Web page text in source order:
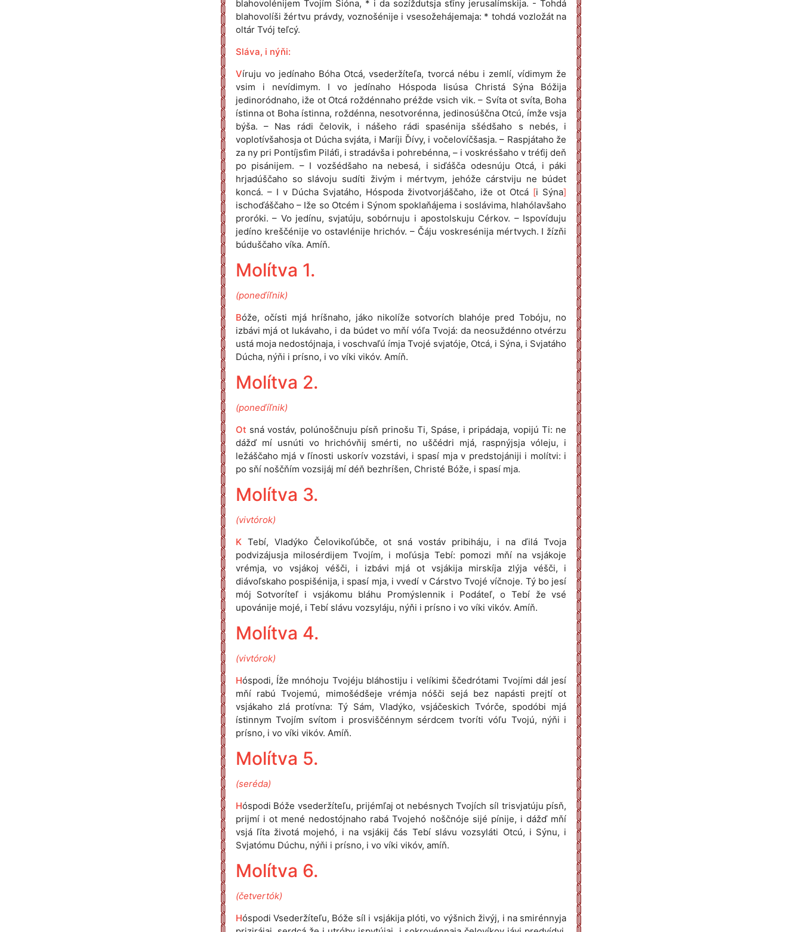
blahovolénijem Tvojím Sióna, * i da sozíždutsja sťíny jerusalímskija. - Tohdá
blahovolíši žértvu právdy, voznošénije i vsesožehájemaja: * tohdá vozložát na
oltár Tvój teľcý.
Sláva, i nýňi:
Víruju vo jedínaho Bóha Otcá, vsederžíteľa, tvorcá nébu i zemlí, vídimym že
vsim i nevídimym. I vo jedínaho Hóspoda Iisúsa Christá Sýna Bóžija
jedinoródnaho, iže ot Otcá roždénnaho préžde vsich vik. – Svíta ot svíta, Boha
ístinna ot Boha ístinna, roždénna, nesotvorénna, jedinosúščna Otcú, ímže vsja
býša. – Nas rádi čelovik, i nášeho rádi spasénija sšédšaho s nebés, i
voplotívšahosja ot Dúcha svjáta, i Maríji Ďívy, i vočelovíčšasja. – Raspjátaho že
za ny pri Pontíjsťim Piláťi, i stradávša i pohrebénna, – i voskrésšaho v tréťij deň
po pisánijem. – I vozšédšaho na nebesá, i siďášča odesnúju Otcá, i páki
hrjadúščaho so slávoju sudíti živým i mértvym, jehóže cárstviju ne búdet
koncá. – I v Dúcha Svjatáho, Hóspoda životvorjáščaho, iže ot Otcá [i Sýna]
ischoďáščaho – Iže so Otcém i Sýnom spoklaňájema i soslávima, hlahólavšaho
proróki. – Vo jedínu, svjatúju, sobórnuju i apostolskuju Cérkov. – Ispovíduju
jedíno kreščénije vo ostavlénije hrichóv. – Čáju voskresénija mértvych. I žízňi
búduščaho víka. Amíň.
Molítva 1.
(poneďíľnik)
Bóže, očísti mjá hríšnaho, jáko nikolíže sotvorích blahóje pred Tobóju, no
izbávi mjá ot lukávaho, i da búdet vo mňí vóľa Tvojá: da neosuždénno otvérzu
ustá moja nedostójnaja, i voschvaľú ímja Tvojé svjatóje, Otcá, i Sýna, i Svjatáho
Dúcha, nýňi i prísno, i vo víki vikóv. Amíň.
Molítva 2.
(poneďíľnik)
Ot sná vostáv, polúnoščnuju písň prinošu Ti, Spáse, i pripádaja, vopijú Ti: ne
dážď mí usnúti vo hrichóvňij smérti, no uščédri mjá, raspnýjsja vóleju, i
ležáščaho mjá v ľínosti uskorív vozstávi, i spasí mja v predstojániji i molítvi: i
po sňí noščňím vozsijáj mí déň bezhríšen, Christé Bóže, i spasí mja.
Molítva 3.
(vivtórok)
KTebí, Vladýko Čelovikoľúbče, ot sná vostáv pribiháju, i na ďilá Tvoja
podvizájusja milosérdijem Tvojím, i moľúsja Tebí: pomozi mňí na vsjákoje
vrémja, vo vsjákoj véšči, i izbávi mjá ot vsjákija mirskíja zlýja véšči, i
diávoľskaho pospišénija, i spasí mja, i vvedí v Cárstvo Tvojé víčnoje. Tý bo jesí
mój Sotvoríteľ i vsjákomu bláhu Promýslennik i Podáteľ, o Tebí že vsé
upovánije mojé, i Tebí slávu vozsyláju, nýňi i prísno i vo víki vikóv. Amíň.
Molítva 4.
(vivtórok)
Hóspodi, Íže mnóhoju Tvojéju bláhostiju i velíkimi ščedrótami Tvojími dál jesí
mňí rabú Tvojemú, mimošédšeje vrémja nóšči sejá bez napásti prejtí ot
vsjákaho zlá protívna: Tý Sám, Vladýko, vsjáčeskich Tvórče, spodóbi mjá
ístinnym Tvojím svítom i prosviščénnym sérdcem tvoríti vóľu Tvojú, nýňi i
prísno, i vo víki vikóv. Amíň.
Molítva 5.
(seréda)
Hóspodi Bóže vsederžíteľu, prijémľaj ot nebésnych Tvojích síl trisvjatúju písň,
prijmí i ot mené nedostójnaho rabá Tvojehó noščnóje sijé pínije, i dážď mňí
vsjá ľíta životá mojehó, i na vsjákij čás Tebí slávu vozsyláti Otcú, i Sýnu, i
Svjatómu Dúchu, nýňi i prísno, i vo víki vikóv, amíň.
Molítva 6.
(četvertók)
Hóspodi Vsederžíteľu, Bóže síl i vsjákija plóti, vo výšnich živýj, i na smirénnyja